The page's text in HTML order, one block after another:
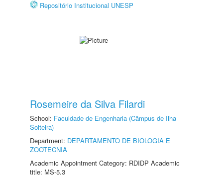
Repositório Institucional UNESP
Rosemeire da Silva Filardi
School: Faculdade de Engenharia (Câmpus de Ilha
Solteira)
Department: DEPARTAMENTO DE BIOLOGIA E
ZOOTECNIA
Academic Appointment Category: RDIDP Academic
title: MS-5.3